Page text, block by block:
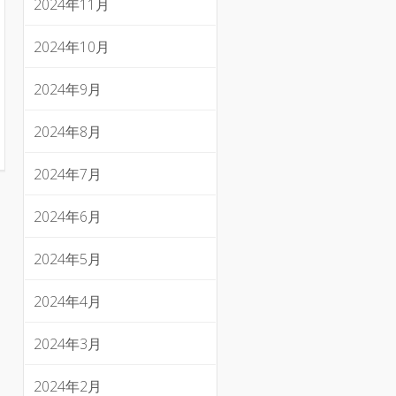
2024年11月
2024年10月
2024年9月
2024年8月
2024年7月
2024年6月
2024年5月
2024年4月
2024年3月
2024年2月